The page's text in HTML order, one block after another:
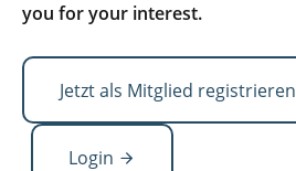
you for your interest.
Jetzt als Mitglied registrieren
Login